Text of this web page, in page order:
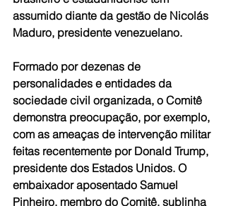
assumido diante da gestão de Nicolás
Maduro, presidente venezuelano.
Formado por dezenas de
personalidades e entidades da
sociedade civil organizada, o Comitê
demonstra preocupação, por exemplo,
com as ameaças de intervenção militar
feitas recentemente por Donald Trump,
presidente dos Estados Unidos. O
embaixador aposentado Samuel
Pinheiro, membro do Comitê, sublinha